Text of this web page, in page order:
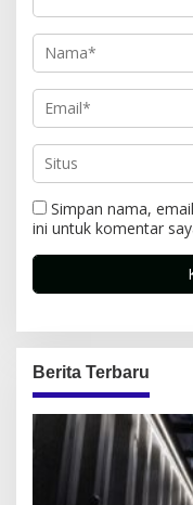
Simpan nama,
ini untuk komentar
Berita Terbaru